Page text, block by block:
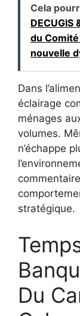
Cela
du
nouvelle
Dans
éclairage
ménages
volumes.
n’échappe
stratégique.
Du